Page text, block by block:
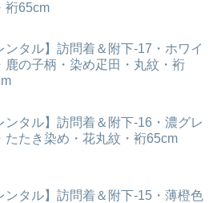
裄65cm
ンタル】訪問着＆附下-17・ホワイ
鹿の子柄・染め疋田・丸紋・裄
ンタル】訪問着＆附下-16・濃グレ
たたき染め・花丸紋・裄65cm
ンタル】訪問着＆附下-15・薄橙色